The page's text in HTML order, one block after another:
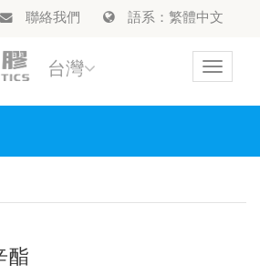
聯絡我們 語系：繁體中文
Toggle
台灣
酯